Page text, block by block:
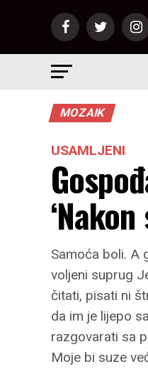
MOZAIK
USAMLJENI
Samoća boli. A
voljeni suprug
čitati, pisati ni
da im je lijepo
razgovarati sa
Moje bi suze